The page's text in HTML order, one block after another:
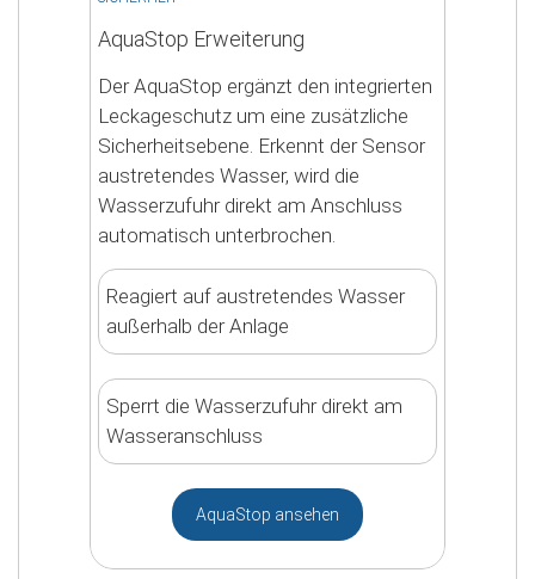
AquaStop Erweiterung
Der AquaStop ergänzt den integrierten
Leckageschutz um eine zusätzliche
Sicherheitsebene. Erkennt der Sensor
austretendes Wasser, wird die
Wasserzufuhr direkt am Anschluss
automatisch unterbrochen.
Reagiert auf austretendes Wasser
außerhalb der Anlage
Sperrt die Wasserzufuhr direkt am
Wasseranschluss
AquaStop ansehen